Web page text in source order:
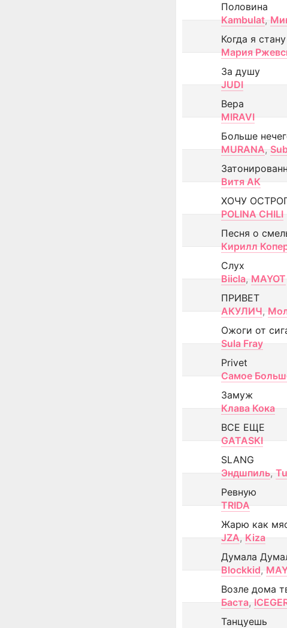
Половина
Kambulat,
Когда я
Мария
За душу
JUDI
Вера
MIRAVI
Больше
MURANA,
Витя АК
ХОЧУ
POLINA CHILI
Песня о
Кирилл
Слух
Biicla, MAYOT
ПРИВЕТ
АКУЛИЧ,
Ожоги от
Sula Fray
Privet
Самое
Замуж
Клава Кока
ВСЕ ЕЩЕ
GATASKI
SLANG
Эндшпиль,
Ревную
TRIDA
Жарю как
JZA, Kiza
Думала
Blockkid,
Возле дома
Баста,
Танцуешь